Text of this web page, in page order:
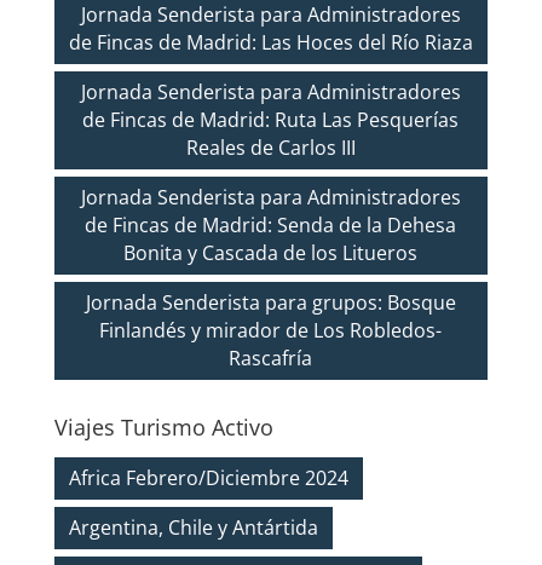
Jornada Senderista para Administradores
de Fincas de Madrid: Las Hoces del Río Riaza
Jornada Senderista para Administradores
de Fincas de Madrid: Ruta Las Pesquerías
Reales de Carlos III
Jornada Senderista para Administradores
de Fincas de Madrid: Senda de la Dehesa
Bonita y Cascada de los Litueros
Jornada Senderista para grupos: Bosque
Finlandés y mirador de Los Robledos-
Rascafría
Viajes Turismo Activo
Africa Febrero/Diciembre 2024
Argentina, Chile y Antártida